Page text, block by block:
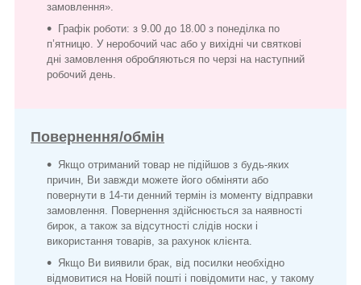
замовлення».
Графік роботи: з 9.00 до 18.00 з понеділка по
п’ятницю. У неробочий час або у вихідні чи святкові
дні замовлення обробляються по черзі на наступний
робочий день.
Повернення/обмін
Якщо отриманий товар не підійшов з будь-яких
причин, Ви завжди можете його обміняти або
повернути в 14-ти денний термін із моменту відправки
замовлення. Повернення здійснюється за наявності
бирок, а також за відсутності слідів носки і
використання товарів, за рахунок клієнта.
Якщо Ви виявили брак, від посилки необхідно
відмовитися на Новій пошті і повідомити нас, у такому